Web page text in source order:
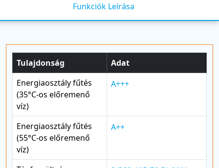
Funkciók Leírása
Tulajdonság
Adat
Energiaosztály fűtés
(35°C-os előremenő
víz)
A+++
Energiaosztály fűtés
(55°C-os előremenő
víz)
A++